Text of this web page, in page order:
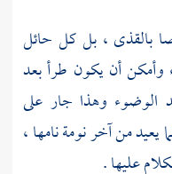
بالقذى ، بل كل حائل
أن يكون طرأ بعد
الوضوء وهذا جار على
يعيد من آخر نومة نامها ،
عليها .